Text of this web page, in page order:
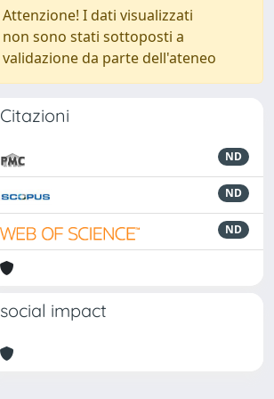
Attenzione! I dati visualizzati
non sono stati sottoposti a
validazione da parte dell'ateneo
Citazioni
ND
ND
ND
social impact